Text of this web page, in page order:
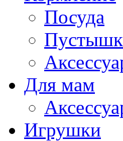
Посуда
Для мам
Игрушки